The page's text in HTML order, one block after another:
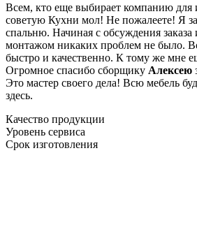
Всем, кто еще выбирает компанию для
советую Кухни мол! Не пожалеете! Я
спальню. Начиная с обсуждения заказа
монтажом никаких проблем не было.
быстро и качественно. К тому же мне
Огромное спасибо сборщику Алексею
Это мастер своего дела! Всю мебель
здесь.
Качество продукции
Уровень сервиса
Срок изготовления